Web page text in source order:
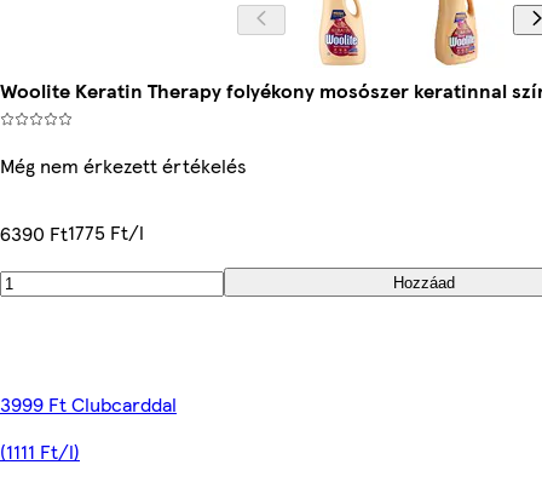
Woolite Keratin Therapy folyékony mosószer keratinnal
Még nem érkezett értékelés
6390 Ft1775 Ft/l
Hozzáad
3999 Ft Clubcarddal
(1111 Ft/l)